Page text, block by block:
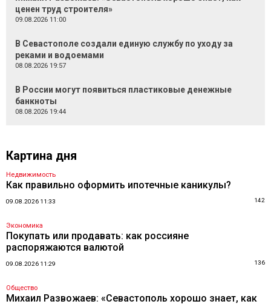
ценен труд строителя»
09.08.2026 11:00
В Севастополе создали единую службу по уходу за
реками и водоемами
08.08.2026 19:57
В России могут появиться пластиковые денежные
банкноты
08.08.2026 19:44
Картина дня
Недвижимость
Как правильно оформить ипотечные каникулы?
09.08.2026 11:33 142
Экономика
Покупать или продавать: как россияне
распоряжаются валютой
09.08.2026 11:29 136
Общество
Михаил Развожаев: «Севастополь хорошо знает, как